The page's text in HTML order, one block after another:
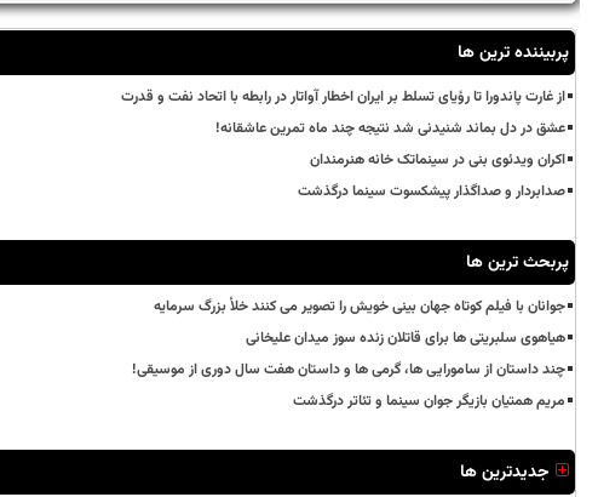
پربیننده ترین ها
از غارت پاندورا تا رؤیای تسلط بر ایران اخطار آواتار در رابطه با اتحاد نفت و قدرت
عشق در دل بماند شنیدنی شد نتیجه چند ماه تمرین عاشقانه!
اکران ویدئوی بنی در سینماتک خانه هنرمندان
صدابردار و صداگذار پیشکسوت سینما درگذشت
پربحث ترین ها
جوانان با فیلم کوتاه جهان بینی خویش را تصویر می کنند خلأ بزرگ سرمایه
هیاهوی سلبریتی ها برای قاتلان زنده سوز میدان علیخانی
چند داستان از سامورایی ها، گرمی ها و داستان هفت سال دوری از موسیقی!
مریم همتیان بازیگر جوان سینما و تئاتر درگذشت
جدیدترین ها